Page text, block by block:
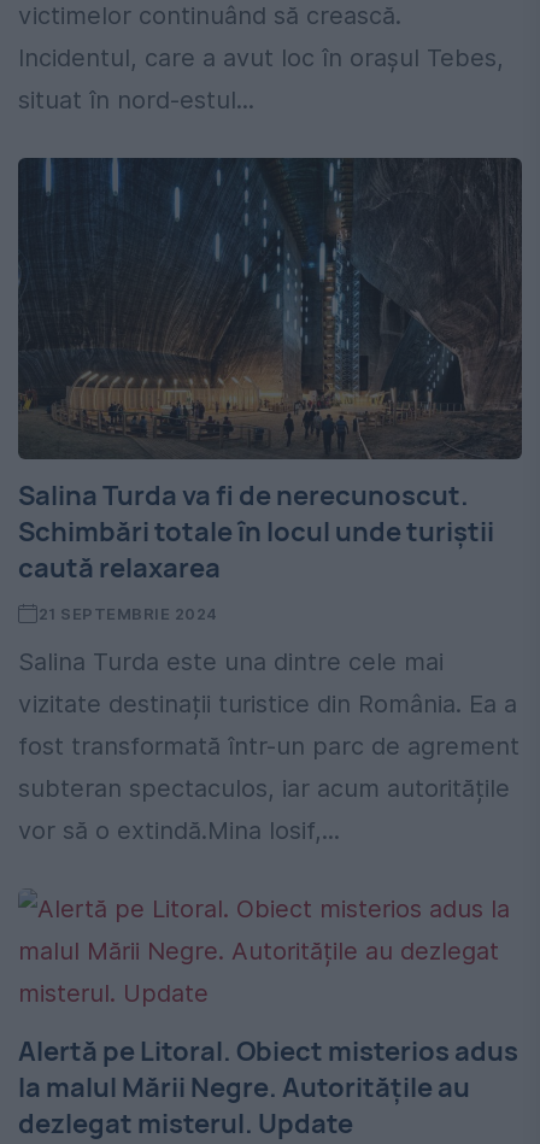
victimelor continuând să crească.
Incidentul, care a avut loc în orașul Tebes,
situat în nord-estul...
Salina Turda va fi de nerecunoscut.
Schimbări totale în locul unde turiștii
caută relaxarea
21 SEPTEMBRIE 2024
Salina Turda este una dintre cele mai
vizitate destinații turistice din România. Ea a
fost transformată într-un parc de agrement
subteran spectaculos, iar acum autoritățile
vor să o extindă.Mina Iosif,...
Alertă pe Litoral. Obiect misterios adus
la malul Mării Negre. Autoritățile au
dezlegat misterul. Update